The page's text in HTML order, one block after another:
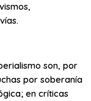
son, por
por soberanía
en críticas